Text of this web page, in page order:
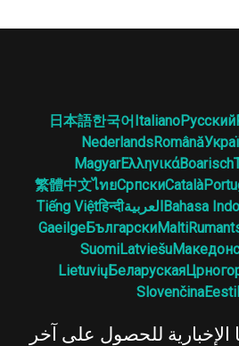
Русский
Italiano
한국어
日本語
Română
Nederlands
Boarisch
Ελληνικά
Magyar
Català
Српски
ไทย
繁體中文
Bahasaالعربيةहिन्दी
Tiếng Việt
Malti
Български
Gaeilge
Latviešu
Suomi
Беларуская
Lietuvių
Eesti
Slovenčina
للحصول على آخر